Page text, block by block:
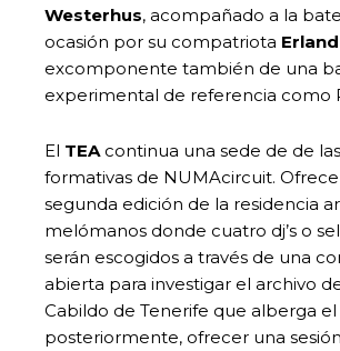
Westerhus, acompañado a la
ocasión por su compatriota
excomponente también de una
experimental de referencia como
El TEA continua una sede de de
formativas de NUMAcircuit.
segunda edición de la residencia
melómanos donde cuatro dj’s o
serán escogidos a través de una
abierta para investigar el archivo
Cabildo de Tenerife que alberga el
posteriormente, ofrecer una